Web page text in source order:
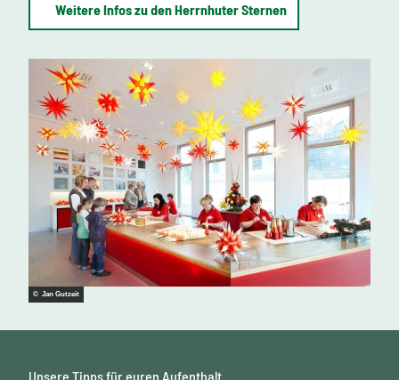
Weitere Infos zu den Herrnhuter Sternen
© Jan Gutzeit
Unsere Tipps für euren Aufenthalt